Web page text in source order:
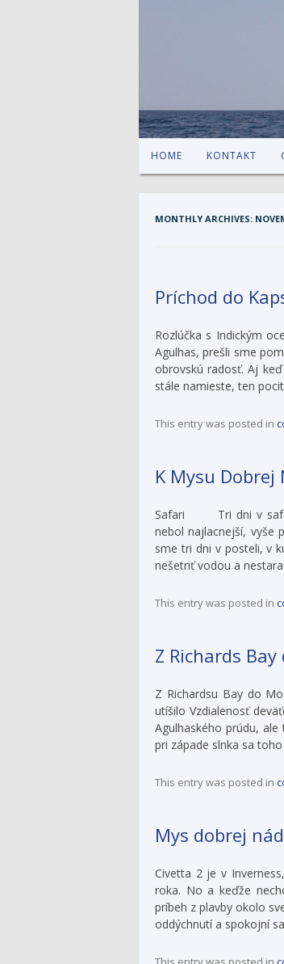
HOME KONTAKT
MONTHLY ARCHIVES:
Príchod do
Rozlúčka s Indickým
Agulhas, prešli sme
obrovskú radosť. Aj
stále namieste, ten
This entry was posted in
K Mysu Dobrej
Safari Tri dni v safari
nebol najlacnejší, vyše
sme tri dni v posteli, v
nešetriť vodou a
This entry was posted in
Z Richards
Z Richardsu Bay do
utíšilo Vzdialenosť
Agulhaského prúdu,
pri západe slnka sa
This entry was posted in
Mys dobrej
Civetta 2 je v
roka. No a keďže
príbeh z plavby okolo
oddýchnutí a spokojní